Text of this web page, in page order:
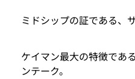
ミドシップの証である、
ケイマン最大の特徴であ
ンテーク。